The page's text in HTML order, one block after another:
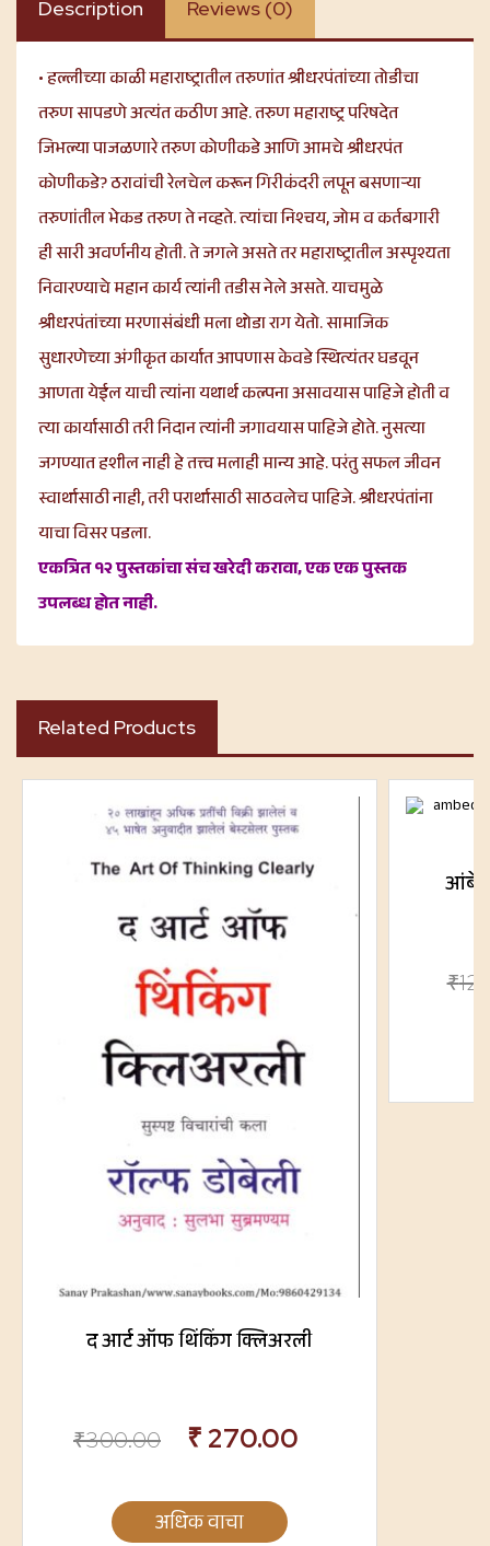
Description Reviews (0)
• हल्लीच्या काळी महाराष्ट्रातील तरुणांत श्रीधरपंतांच्या तोडीचा
तरुण सापडणे अत्यंत कठीण आहे. तरुण महाराष्ट्र परिषदेत
जिभल्या पाजळणारे तरुण कोणीकडे आणि आमचे श्रीधरपंत
कोणीकडे? ठरावांची रेलचेल करून गिरीकंदरी लपून बसणाऱ्या
तरुणांतील भेकड तरुण ते नव्हते. त्यांचा निश्चय, जोम व कर्तबगारी
ही सारी अवर्णनीय होती. ते जगले असते तर महाराष्ट्रातील अस्पृश्यता
निवारण्याचे महान कार्य त्यांनी तडीस नेले असते. याचमुळे
श्रीधरपंतांच्या मरणासंबंधी मला थोडा राग येतो. सामाजिक
सुधारणेच्या अंगीकृत कार्यात आपणास केवडे स्थित्यंतर घडवून
आणता येईल याची त्यांना यथार्थ कल्पना असावयास पाहिजे होती व
त्या कार्यासाठी तरी निदान त्यांनी जगावयास पाहिजे होते. नुसत्या
जगण्यात हशील नाही हे तत्त्व मलाही मान्य आहे. परंतु सफल जीवन
स्वार्थासाठी नाही, तरी परार्थासाठी साठवलेच पाहिजे. श्रीधरपंतांना
याचा विसर पडला.
एकत्रित १२ पुस्तकांचा संच खरेदी करावा, एक एक पुस्तक
उपलब्ध होत नाही.
Related Products
द आर्ट ऑफ थिंकिंग क्लिअरली
₹300.00 ₹270.00
अधिक वाचा
₹